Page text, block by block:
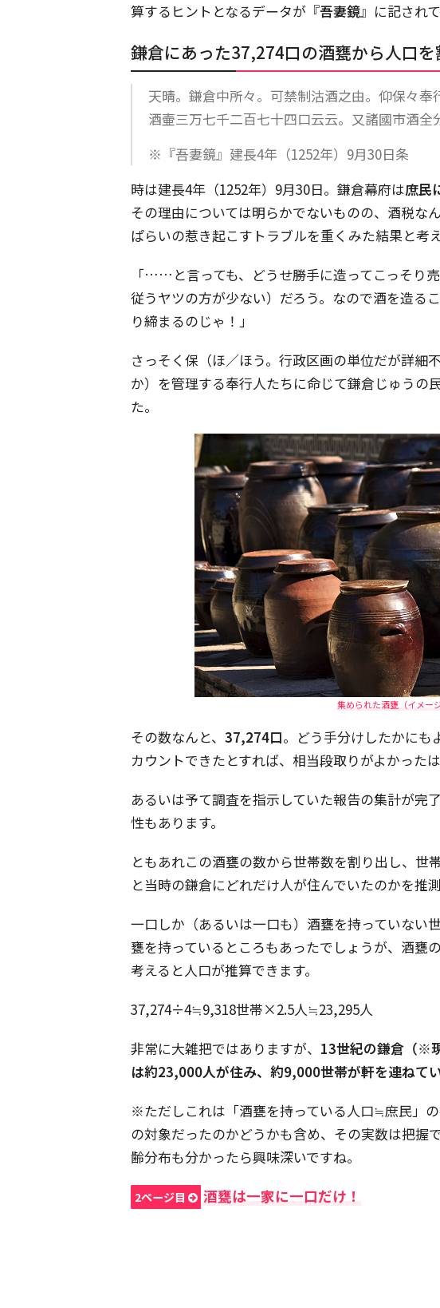
算するヒントとなるデータが『吾妻鏡』に記され
鎌倉にあった37,274口の酒甕から人口を
天晴。鎌倉中所々。可禁制沽酒之由。仰保々
酒壷三万七千二百七十四口云云。又諸國市酒全
※『吾妻鏡』建長4年（1252年）9月30日条
時は建長4年（1252年）9月30日。鎌倉幕府は庶民
その理由については明らかでないものの、酒税な
ぱらいの惹き起こすトラブルを重くみた結果と考え
「……と言っても、どうせ勝手に造ってこっそり
従うヤツの方が少ない）だろう。なので酒を造る
り締まるのじゃ！」
さっそく保（ほ／ほう。行政区画の単位だが詳細
か）を管理する奉行人たちに命じて鎌倉じゅうの
た。
集められた酒甕（イメージ
その数なんと、 37,274口。どう手分けしたかにも
カウントできたとすれば、相当段取りがよかったは
あるいは予て調査を指示していた報告の集計が完
性もあります。
ともあれこの酒甕の数から世帯数を割り出し、世
と当時の鎌倉にどれだけ人が住んでいたのかを推
一口しか（あるいは一口も）酒甕を持っていない
甕を持っているところもあったでしょうが、酒甕
考えると人口が推算できます。
37,274÷4≒9,318世帯×2.5人≒23,295人
非常に大雑把ではありますが、 13世紀の鎌倉（※
は約23,000人が住み、約9,000世帯が軒を連ねて
※ただしこれは「酒甕を持っている人口≒庶民」
の対象だったのかどうかも含め、その実数は把握
齢分布も分かったら興味深いですね。
2ページ目 酒甕は一家に一口だけ！